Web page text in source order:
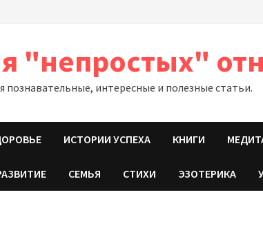
"непростых"
познавательные, интересные и полезные статьи.
ИСТОРИИ УСПЕХА КНИГИ
СЕМЬЯ СТИХИ ЭЗОТЕРИКА